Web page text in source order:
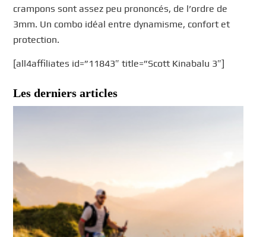
crampons sont assez peu prononcés, de l’ordre de
3mm. Un combo idéal entre dynamisme, confort et
protection.
[all4affiliates id=”11843″ title=”Scott Kinabalu 3″]
Les derniers articles